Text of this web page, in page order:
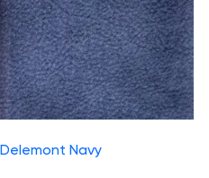
Delemont Navy